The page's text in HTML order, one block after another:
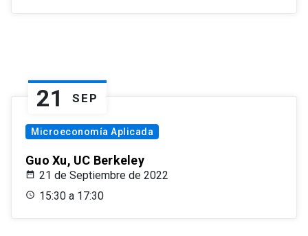
21 SEP
Microeconomía Aplicada
Guo Xu, UC Berkeley
21 de Septiembre de 2022
15:30 a 17:30